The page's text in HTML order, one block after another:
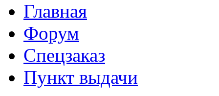
Главная
Форум
Спецзаказ
Пункт выдачи